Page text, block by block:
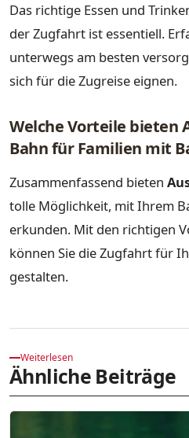
Das richtige Essen und
der Zugfahrt ist essentiell.
unterwegs am besten
sich für die Zugreise eignen.
Welche Vorteile bieten
Bahn für Familien mit
Zusammenfassend bieten
tolle Möglichkeit, mit Ihrem
erkunden. Mit den richtigen
können Sie die Zugfahrt für
gestalten.
Weiterlesen
Ähnliche Beiträge